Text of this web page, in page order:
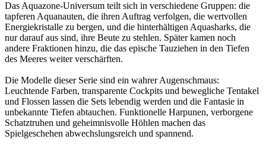
Das Aquazone-Universum teilt sich in verschiedene Gruppen: die
tapferen Aquanauten, die ihren Auftrag verfolgen, die wertvollen
Energiekristalle zu bergen, und die hinterhältigen Aquasharks, die
nur darauf aus sind, ihre Beute zu stehlen. Später kamen noch
andere Fraktionen hinzu, die das epische Tauziehen in den Tiefen
des Meeres weiter verschärften.
Die Modelle dieser Serie sind ein wahrer Augenschmaus:
Leuchtende Farben, transparente Cockpits und bewegliche Tentakel
und Flossen lassen die Sets lebendig werden und die Fantasie in
unbekannte Tiefen abtauchen. Funktionelle Harpunen, verborgene
Schatztruhen und geheimnisvolle Höhlen machen das
Spielgeschehen abwechslungsreich und spannend.